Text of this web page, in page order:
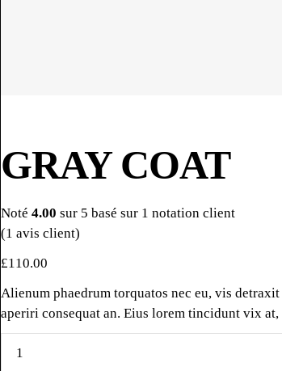
GRAY COAT
Noté 4.00 sur 5 basé sur 1 notation client
(1 avis client)
£110.00
Alienum phaedrum torquatos nec eu, vis
aperiri consequat an. Eius lorem tincidunt vix
Coat